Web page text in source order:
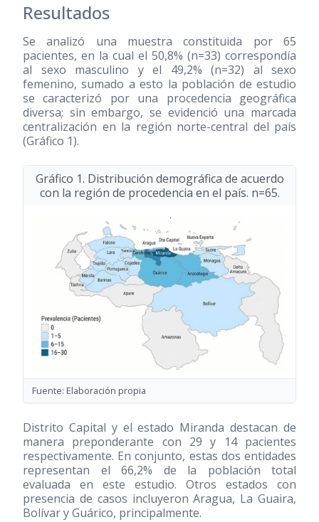
Resultados
Se analizó una muestra constituida por 65
pacientes, en la cual el 50,8% (n=33) correspondía
al sexo masculino y el 49,2% (n=32) al sexo
femenino, sumado a esto la población de estudio
se caracterizó por una procedencia geográfica
diversa; sin embargo, se evidenció una marcada
centralización en la región norte-central del país
(Gráfico 1).
Gráfico 1. Distribución demográfica de acuerdo
con la región de procedencia en el país. n=65.
Fuente: Elaboración propia
Distrito Capital y el estado Miranda destacan de
manera preponderante con 29 y 14 pacientes
respectivamente. En conjunto, estas dos entidades
representan el 66,2% de la población total
evaluada en este estudio. Otros estados con
presencia de casos incluyeron Aragua, La Guaira,
Bolívar y Guárico, principalmente.